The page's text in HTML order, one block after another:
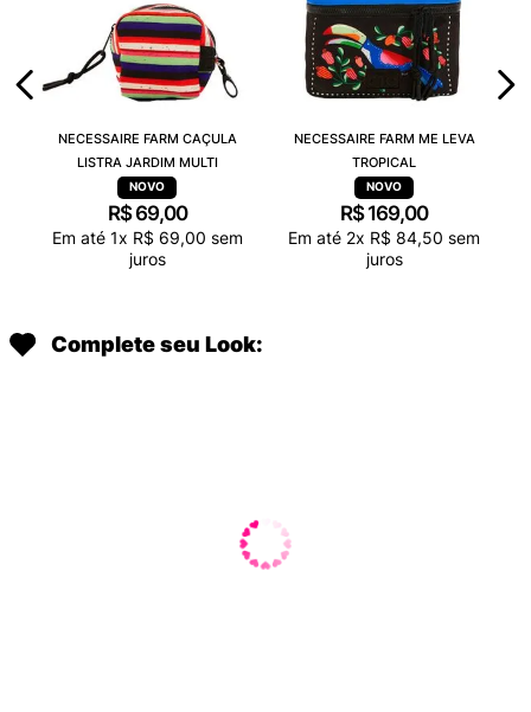
NECESSAIRE FARM CAÇULA
LISTRA JARDIM MULTI
R$ 69,00
Em até 1x R$ 69,00 sem
juros
NECESSAIRE FARM ME LEVA
TROPICAL
R$ 169,00
Em até 2x R$ 84,50 sem
juros
Complete seu Look: